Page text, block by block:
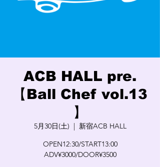
ACB HALL pre.
【Ball Chef vol.13
】
5月30日(土)
  |
新宿ACB HALL
OPEN12:30/START13:00
ADV¥3000/DOOR¥3500